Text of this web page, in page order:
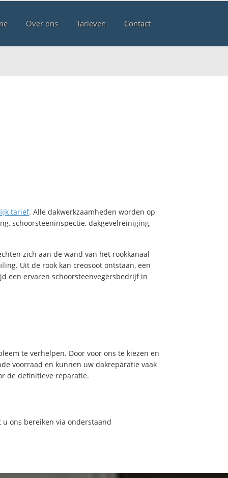
Over ons Tarieven Contact
tarief. Alle dakwerkzaamheden worden op
schoorsteeninspectie, dakgevelreiniging,
zich aan de wand van het rookkanaal
Uit de rook kan creosoot ontstaan, een
een ervaren schoorsteenvegersbedrijf in
te verhelpen. Door voor ons te kiezen en
voorraad en kunnen uw dakreparatie vaak
de definitieve reparatie.
ons bereiken via onderstaand